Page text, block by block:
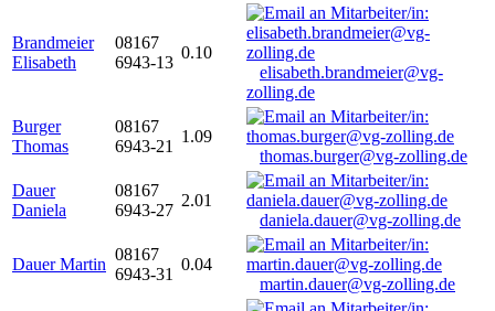
Brandmeier
Elisabeth
08167
6943-13
0.10
elisabeth.brandmeier@vg-
zolling.de
Burger
Thomas
08167
6943-21
1.09
thomas.burger@vg-zolling.de
Dauer
Daniela
08167
6943-27
2.01
daniela.dauer@vg-zolling.de
Dauer Martin
08167
6943-31
0.04
martin.dauer@vg-zolling.de